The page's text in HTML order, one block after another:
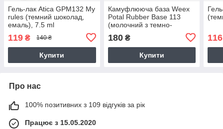
Гель-лак Atica GPM132 My
rules (темний шоколад,
емаль), 7.5 ml
119 ₴ 140 ₴
Купити
Камуфлююча база Weex
Potal Rubber Base 113
(молочний з темно-
золотою поталлю), 11ml
180₴
Купити
116
Про нас
100% позитивних з 109 відгуків за рік
Працює з 15.05.2020